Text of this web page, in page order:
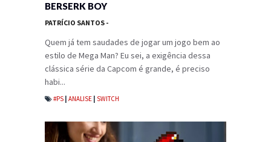
BERSERK BOY
PATRÍCIO SANTOS -
Quem já tem saudades de jogar um jogo bem ao
estilo de Mega Man? Eu sei, a exigência dessa
clássica série da Capcom é grande, é preciso
habi...
#PS ANALISE SWITCH